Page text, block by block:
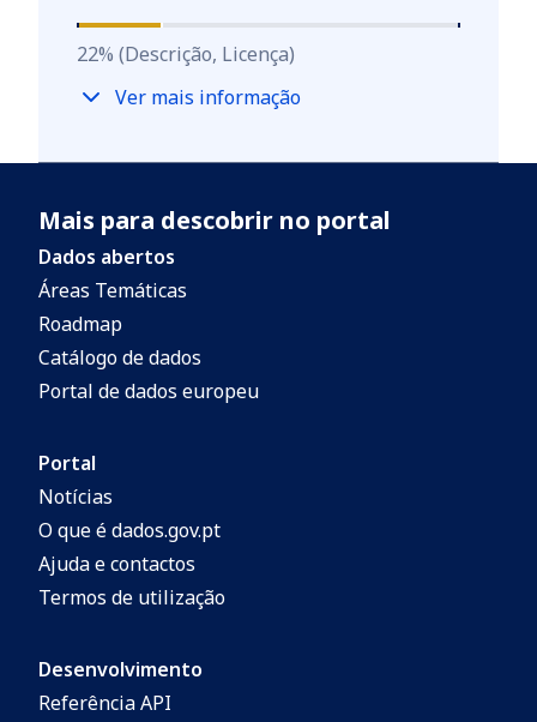
22%
22% (Descrição, Licença)
Ver mais informação
Mais para descobrir no portal
Dados abertos
Áreas Temáticas
Roadmap
Catálogo de dados
Portal de dados europeu
Portal
Notícias
O que é dados.gov.pt
Ajuda e contactos
Termos de utilização
Desenvolvimento
Referência API